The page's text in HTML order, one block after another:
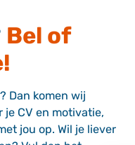
Bel of
Dan komen wij
CV en motivatie,
jou op. Wil je liever